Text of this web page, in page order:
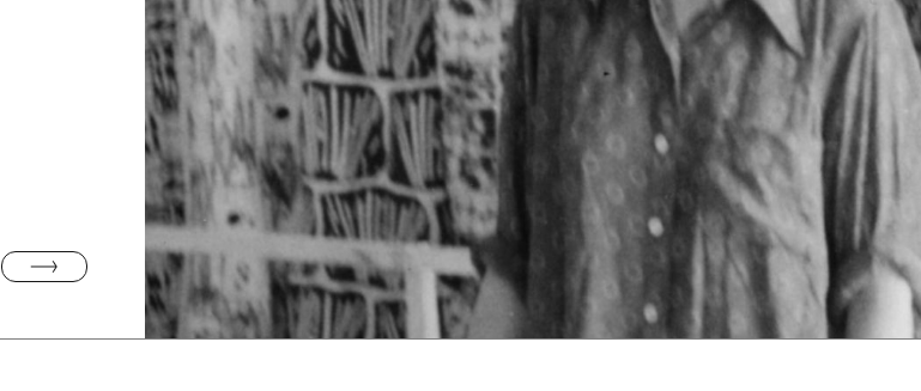
KONKURS NA PROJEKT STATUETKI III MIĘDZYNARODOWEGO KONKURSU MUZYKI POLSKIEJ ROZSTRZYGNIĘTY!